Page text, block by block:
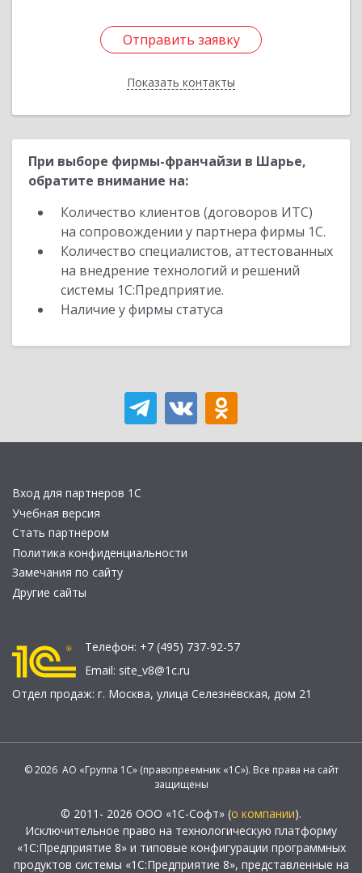
Отправить заявку
Показать контакты
Отправить заявку
Назад
При выборе фирмы-франчайзи в Шарье,
обратите внимание на:
Количество клиентов (договоров ИТС)
на сопровождении у партнера фирмы 1С.
Количество специалистов, аттестованных
на внедрение технологий и решений
системы 1С:Предприятие.
Наличие у фирмы статуса
Вход для партнеров 1С
Учебная версия
Стать партнером
Политика конфиденциальности
Замечания по сайту
Другие сайты
Телефон: +7 (495) 737-92-57
Email: site_v8@1c.ru
Отдел продаж: г. Москва, улица Селезнёвская, дом 21
© 2026 АО «Группа 1С» (правопреемник «1С»). Все права на сайт
защищены
© 2011- 2026 ООО «1С-Софт» (о компании).
Исключительное право на технологическую платформу
«1С:Предприятие 8» и типовые конфигурации программных
продуктов системы «1С:Предприятие 8», представленные на